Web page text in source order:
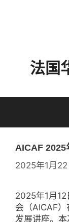
法国
AICAF 2025
2025年1月22
2025年1月
会（AICAF
发展讲座。